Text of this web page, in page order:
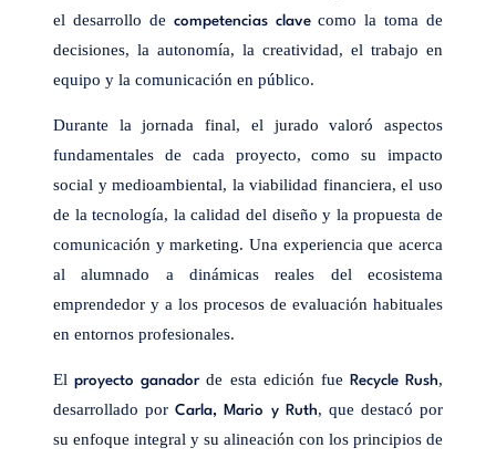
el desarrollo de
competencias clavecomo la toma de
decisiones, la autonomía, la creatividad, el trabajo en
equipo y la comunicación en público.
Durante la jornada final, el jurado valoró aspectos
fundamentales de cada proyecto, como su impacto
social y medioambiental, la viabilidad financiera, el uso
de la tecnología, la calidad del diseño y la propuesta de
comunicación y marketing. Una experiencia que acerca
al alumnado a dinámicas reales del ecosistema
emprendedor y a los procesos de evaluación habituales
en entornos profesionales.
Elproyecto ganadorde esta edición fue Recycle Rush,
desarrollado porCarla, Mario y Ruth, que destacó por
su enfoque integral y su alineación con los principios de